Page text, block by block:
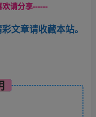
请分享------
文章请收藏本站。